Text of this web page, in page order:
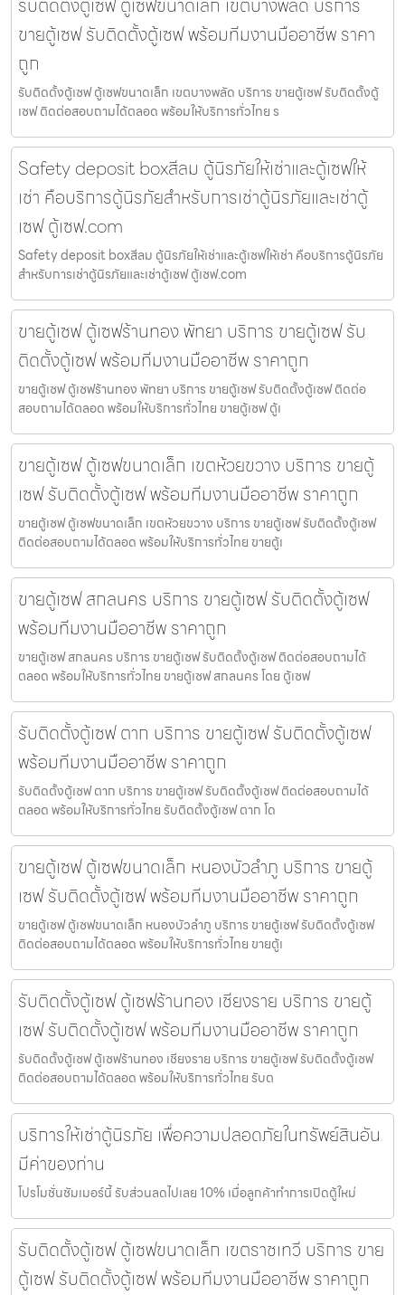
รับติดตั้งตู้เซฟ ตู้เซฟขนาดเล็ก เขตบางพลัด บริการ
ขายตู้เซฟ รับติดตั้งตู้เซฟ พร้อมทีมงานมืออาชีพ ราคา
ถูก
รับติดตั้งตู้เซฟ ตู้เซฟขนาดเล็ก เขตบางพลัด บริการ ขายตู้เซฟ รับติดตั้งตู้
เซฟ ติดต่อสอบถามได้ตลอด พร้อมให้บริการทั่วไทย ร
Safety deposit boxสีลม ตู้นิรภัยให้เช่าและตู้เซฟให้
เช่า คือบริการตู้นิรภัยสำหรับการเช่าตู้นิรภัยและเช่าตู้
เซฟ ตู้เซฟ.com
Safety deposit boxสีลม ตู้นิรภัยให้เช่าและตู้เซฟให้เช่า คือบริการตู้นิรภัย
สำหรับการเช่าตู้นิรภัยและเช่าตู้เซฟ ตู้เซฟ.com
ขายตู้เซฟ ตู้เซฟร้านทอง พัทยา บริการ ขายตู้เซฟ รับ
ติดตั้งตู้เซฟ พร้อมทีมงานมืออาชีพ ราคาถูก
ขายตู้เซฟ ตู้เซฟร้านทอง พัทยา บริการ ขายตู้เซฟ รับติดตั้งตู้เซฟ ติดต่อ
สอบถามได้ตลอด พร้อมให้บริการทั่วไทย ขายตู้เซฟ ตู้เ
ขายตู้เซฟ ตู้เซฟขนาดเล็ก เขตห้วยขวาง บริการ ขายตู้
เซฟ รับติดตั้งตู้เซฟ พร้อมทีมงานมืออาชีพ ราคาถูก
ขายตู้เซฟ ตู้เซฟขนาดเล็ก เขตห้วยขวาง บริการ ขายตู้เซฟ รับติดตั้งตู้เซฟ
ติดต่อสอบถามได้ตลอด พร้อมให้บริการทั่วไทย ขายตู้เ
ขายตู้เซฟ สกลนคร บริการ ขายตู้เซฟ รับติดตั้งตู้เซฟ
พร้อมทีมงานมืออาชีพ ราคาถูก
ขายตู้เซฟ สกลนคร บริการ ขายตู้เซฟ รับติดตั้งตู้เซฟ ติดต่อสอบถามได้
ตลอด พร้อมให้บริการทั่วไทย ขายตู้เซฟ สกลนคร โดย ตู้เซฟ
รับติดตั้งตู้เซฟ ตาก บริการ ขายตู้เซฟ รับติดตั้งตู้เซฟ
พร้อมทีมงานมืออาชีพ ราคาถูก
รับติดตั้งตู้เซฟ ตาก บริการ ขายตู้เซฟ รับติดตั้งตู้เซฟ ติดต่อสอบถามได้
ตลอด พร้อมให้บริการทั่วไทย รับติดตั้งตู้เซฟ ตาก โด
ขายตู้เซฟ ตู้เซฟขนาดเล็ก หนองบัวลำภู บริการ ขายตู้
เซฟ รับติดตั้งตู้เซฟ พร้อมทีมงานมืออาชีพ ราคาถูก
ขายตู้เซฟ ตู้เซฟขนาดเล็ก หนองบัวลำภู บริการ ขายตู้เซฟ รับติดตั้งตู้เซฟ
ติดต่อสอบถามได้ตลอด พร้อมให้บริการทั่วไทย ขายตู้เ
รับติดตั้งตู้เซฟ ตู้เซฟร้านทอง เชียงราย บริการ ขายตู้
เซฟ รับติดตั้งตู้เซฟ พร้อมทีมงานมืออาชีพ ราคาถูก
รับติดตั้งตู้เซฟ ตู้เซฟร้านทอง เชียงราย บริการ ขายตู้เซฟ รับติดตั้งตู้เซฟ
ติดต่อสอบถามได้ตลอด พร้อมให้บริการทั่วไทย รับต
บริการให้เช่าตู้นิรภัย เพื่อความปลอดภัยในทรัพย์สินอัน
มีค่าของท่าน
โปรโมชั่นชัมเมอร์นี้ รับส่วนลดไปเลย 10% เมื่อลูกค้าทำการเปิดตู้ใหม่
รับติดตั้งตู้เซฟ ตู้เซฟขนาดเล็ก เขตราชเทวี บริการ ขาย
ตู้เซฟ รับติดตั้งตู้เซฟ พร้อมทีมงานมืออาชีพ ราคาถูก